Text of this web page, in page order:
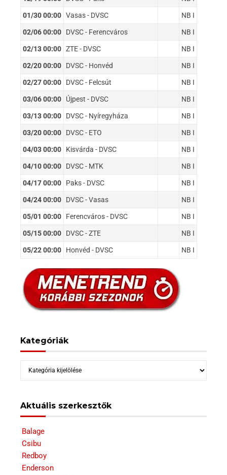
01/30 00:00 Vasas - DVSC NB I
02/06 00:00 DVSC - Ferencváros NB I
02/13 00:00 ZTE - DVSC NB I
02/20 00:00 DVSC - Honvéd NB I
02/27 00:00 DVSC - Felcsút NB I
03/06 00:00 Újpest - DVSC NB I
03/13 00:00 DVSC - Nyíregyháza NB I
03/20 00:00 DVSC - ETO NB I
04/03 00:00 Kisvárda - DVSC NB I
04/10 00:00 DVSC - MTK NB I
04/17 00:00 Paks - DVSC NB I
04/24 00:00 DVSC - Vasas NB I
05/01 00:00 Ferencváros - DVSC NB I
05/15 00:00 DVSC - ZTE NB I
05/22 00:00 Honvéd - DVSC NB I
Kategóriák
Kategóriák
Aktuális szerkesztők
Balage
Csibu
Redboy
Enderson